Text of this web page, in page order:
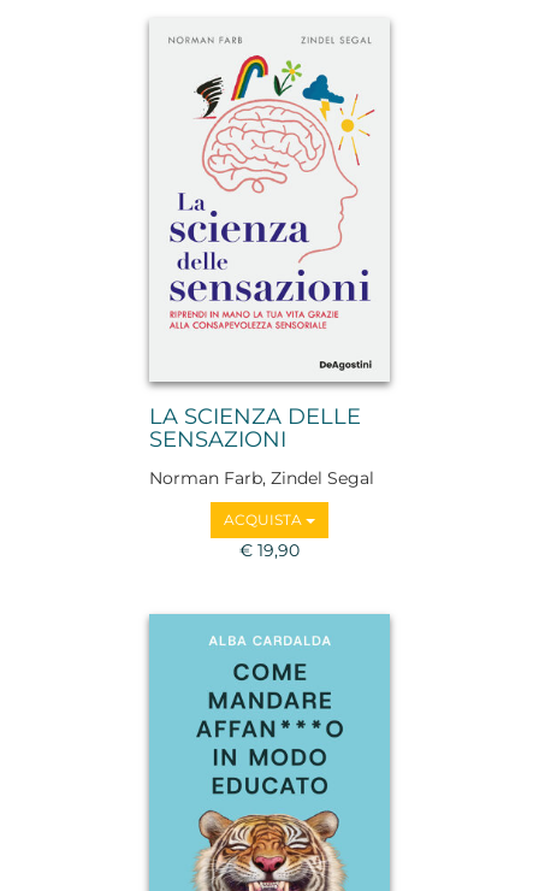
LA SCIENZA DELLE
SENSAZIONI
Norman Farb, Zindel Segal
ACQUISTA
€ 19,90